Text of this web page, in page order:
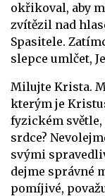
okřikoval, aby
zvítězil nad
Spasitele.
slepce umlčet,
Milujte Krista.
kterým je
fyzickém světle,
srdce?
svými
dejme správné
pomíjivé,